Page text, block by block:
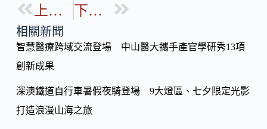
b
o
p
Li
k
上一篇 下一篇
相關新聞
智慧醫療跨域交流登場 中山醫大攜手產官學研秀13項
創新成果
深澳鐵道自行車暑假夜騎登場 9大燈區、七夕限定光影
打造浪漫山海之旅